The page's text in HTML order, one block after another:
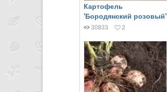
Картофель
'Бородянский розовый'
30833 2